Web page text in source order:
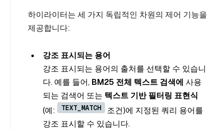
하이라이터는 세 가지 독립적인 차원의 제어 기능을
제공합니다:
강조 표시되는 용어
강조 표시되는 용어의 출처를 선택할 수 있습니
다. 예를 들어, BM25 전체 텍스트 검색에 사용
되는 검색어 또는 텍스트 기반 필터링 표현식
(예:
TEXT_MATCH
조건)에 지정된 쿼리 용어를
강조 표시할 수 있습니다.